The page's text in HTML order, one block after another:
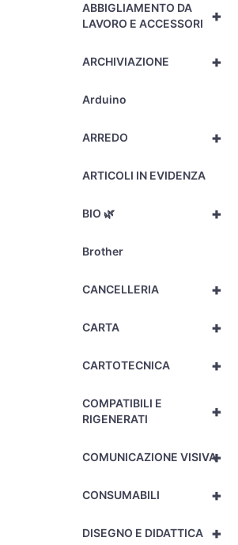
+
ABBIGLIAMENTO DA
LAVORO E ACCESSORI
+
ARCHIVIAZIONE
Arduino
+
ARREDO
ARTICOLI IN EVIDENZA
+
BIO 🌿
Brother
+
CANCELLERIA
+
CARTA
+
CARTOTECNICA
+
COMPATIBILI E
RIGENERATI
+
COMUNICAZIONE VISIVA
+
CONSUMABILI
+
DISEGNO E DIDATTICA